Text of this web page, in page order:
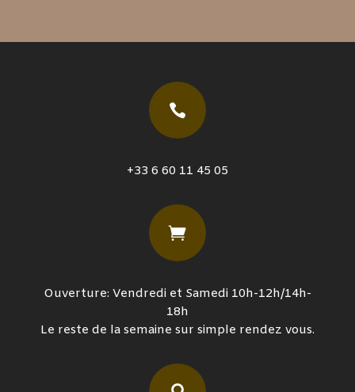

+33 6 60 11 45 05

Ouverture: Vendredi et Samedi 10h-12h/14h-
18h
Le reste de la semaine sur simple rendez vous.